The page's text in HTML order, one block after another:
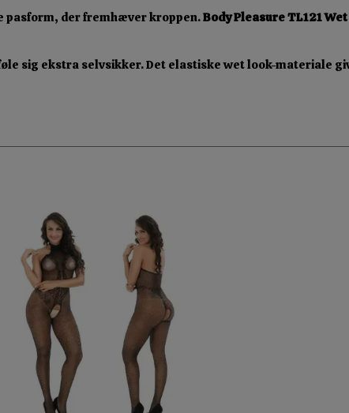
pasform, der fremhæver kroppen.Body Pleasure TL121
sig ekstra selvsikker. Det elastiske wet look-materiale